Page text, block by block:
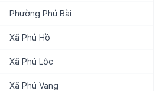
Phường Phú Bài
Xã Phú Hồ
Xã Phú Lộc
Xã Phú Vang